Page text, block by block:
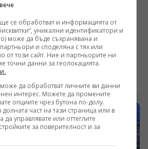
солидна опора за
икономическо развитие
на Политбюро на
на ККП, проведено на 30 юли,
на това „да се насърчава
и изграждането на „шестте
мрежи“ Китай има предвид
рамка, включваща
електропреносна мрежа,
комуникационната мрежа от
подземна тръбопроводна
се обработват и информацията от
уникални идентификатори и
може да бъде съхранявана и
и споделяна с тях или
от този сайт. Ние и партньорите ни
точни данни за геолокацията.
да обработват личните ви данни
интерес. Можете да промените
опциите чрез бутона по-долу.
долната част на тази страница или в
да управлявате или оттеглите
за поверителност и за